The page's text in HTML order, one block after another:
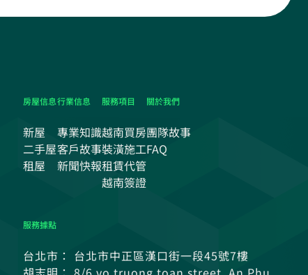
房屋信息
新屋
二手屋
租屋
行業信息
專業知識
客戶故事
新聞快報
服務項目
越南買房
裝潢施工
租賃代管
越南簽證
關於我們
團隊故事
FAQ
服務據點
台北市： 台北市中正區漢口街一段45號7樓